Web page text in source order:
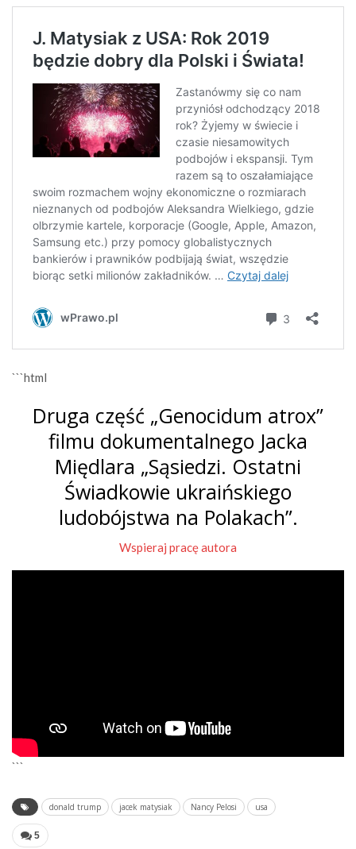
```html
Druga część „Genocidum atrox”
filmu dokumentalnego Jacka
Międlara „Sąsiedzi. Ostatni
Świadkowie ukraińskiego
ludobójstwa na Polakach”.
Wspieraj pracę autora
```
donald trump jacek matysiak Nancy Pelosi usa
5